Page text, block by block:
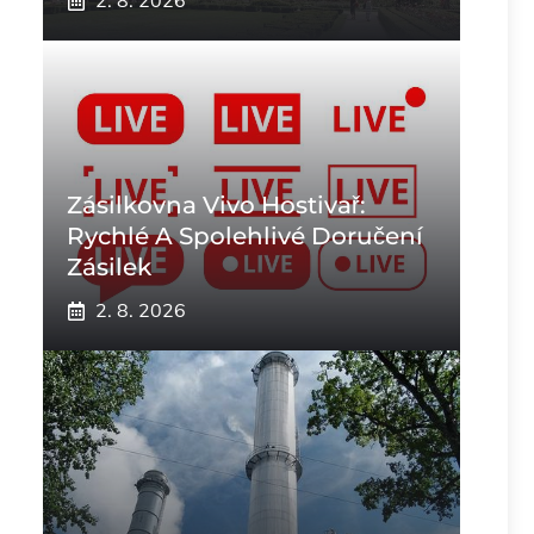
Zásilkovna Vivo Hostivař:
Rychlé A Spolehlivé Doručení
Zásilek
2. 8. 2026